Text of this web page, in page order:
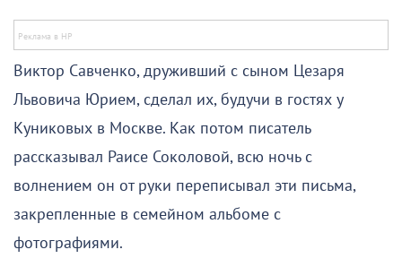
Виктор Савченко, друживший с сыном Цезаря
Львовича Юрием, сделал их, будучи в гостях у
Куниковых в Москве. Как потом писатель
рассказывал Раисе Соколовой, всю ночь с
волнением он от руки переписывал эти письма,
закрепленные в семейном альбоме с
фотографиями.